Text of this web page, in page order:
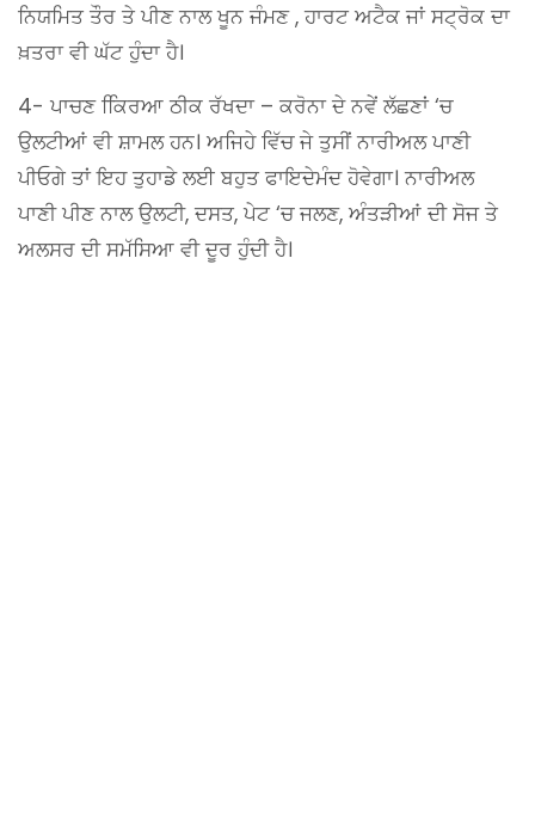
ਨਿਯਮਿਤ ਤੌਰ ਤੇ ਪੀਣ ਨਾਲ ਖੂਨ ਜੰਮਣ , ਹਾਰਟ ਅਟੈਕ ਜਾਂ ਸਟ੍ਰੋਕ ਦਾ
ਖ਼ਤਰਾ ਵੀ ਘੱਟ ਹੁੰਦਾ ਹੈ।
4- ਪਾਚਣ ਕਿਿਰਆ ਠੀਕ ਰੱਖਦਾ – ਕਰੋਨਾ ਦੇ ਨਵੇਂ ਲੱਛਣਾਂ ‘ਚ
ਉਲਟੀਆਂ ਵੀ ਸ਼ਾਮਲ ਹਨ। ਅਜਿਹੇ ਵਿੱਚ ਜੇ ਤੁਸੀਂ ਨਾਰੀਅਲ ਪਾਣੀ
ਪੀਓਗੇ ਤਾਂ ਇਹ ਤੁਹਾਡੇ ਲਈ ਬਹੁਤ ਫਾਇਦੇਮੰਦ ਹੋਵੇਗਾ। ਨਾਰੀਅਲ
ਪਾਣੀ ਪੀਣ ਨਾਲ ਉਲਟੀ, ਦਸਤ, ਪੇਟ ‘ਚ ਜਲਣ, ਅੰਤੜੀਆਂ ਦੀ ਸੋਜ ਤੇ
ਅਲਸਰ ਦੀ ਸਮੱਸਿਆ ਵੀ ਦੂਰ ਹੁੰਦੀ ਹੈ।